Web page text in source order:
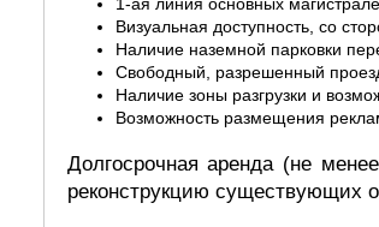
Визуальная доступность, со
Наличие наземной парковки
Свободный, разрешенный
Наличие зоны разгрузки и
Возможность размещения
Долгосрочная аренда (не
реконструкцию существующих